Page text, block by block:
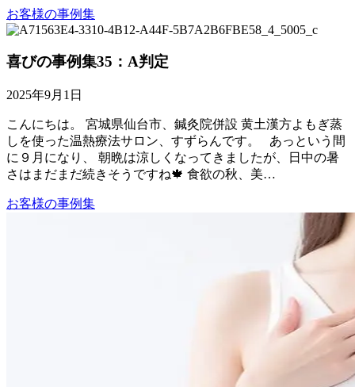
お客様の事例集
喜びの事例集35：A判定
2025年9月1日
こんにちは。 宮城県仙台市、鍼灸院併設 黄土漢方よもぎ蒸
しを使った温熱療法サロン、すずらんです。 あっという間
に９月になり、 朝晩は涼しくなってきましたが、日中の暑
さはまだまだ続きそうですね🍁 食欲の秋、美…
お客様の事例集